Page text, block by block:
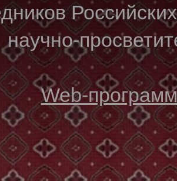
научно-
Web-